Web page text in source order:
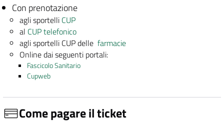
Con prenotazione
agli sportelli CUP
al CUP telefonico
agli sportelli CUP dellefarmacie
Online dai seguenti portali:
Fascicolo Sanitario
Cupweb
Come pagare il ticket